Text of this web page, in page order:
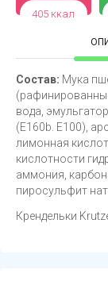
405 ккал
Состав: Мука
вода,
(Е160b. E100),
лимонная
кислотности
аммония,
пиросульфит
Крендельки